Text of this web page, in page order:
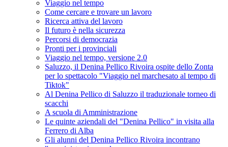
Viaggio nel tempo
Come cercare e trovare un lavoro
Ricerca attiva del lavoro
Il futuro è nella sicurezza
Percorsi di democrazia
Pronti per i provinciali
Viaggio nel tempo, versione 2.0
Saluzzo, il Denina Pellico Rivoira ospite dello Zonta
per lo spettacolo "Viaggio nel marchesato al tempo di
Tiktok"
Al Denina Pellico di Saluzzo il traduzionale torneo di
scacchi
A scuola di Amministrazione
Le quinte aziendali del "Denina Pellico" in visita alla
Ferrero di Alba
Gli alunni del Denina Pellico Rivoira incontrano